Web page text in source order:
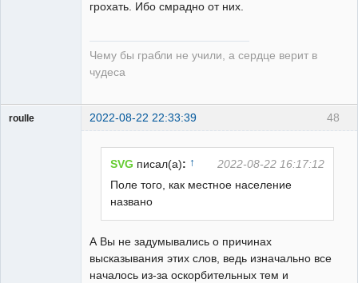
грохать. Ибо смрадно от них.
Чему бы грабли не учили, а сердце верит в
чудеса
48
roulle 2022-08-22 22:33:39
SVG писал(а): ↑
2022-08-22 16:17:12
Поле того, как местное население
названо
А Вы не задумывались о причинах
высказывания этих слов, ведь изначально все
началось из-за оскорбительных тем и